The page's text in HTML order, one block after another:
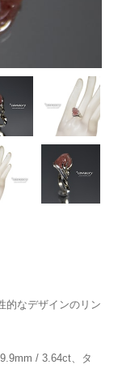
的なデザインのリン
/ 3.64ct、タ